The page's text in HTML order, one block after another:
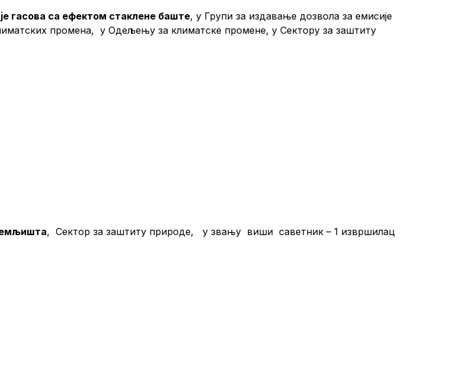
гасова са ефектом стаклене баште, у Групи за издавање дозвола за емисије
промена, у Одељењу за климатске промене, у Сектору за заштиту
, Сектор за заштиту природе, у звању виши саветник – 1 извршилац